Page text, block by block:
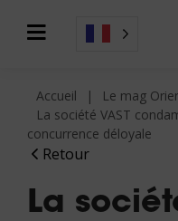
Retour
Accueil
Le mag
La société VAST
concurrence déloyale
La